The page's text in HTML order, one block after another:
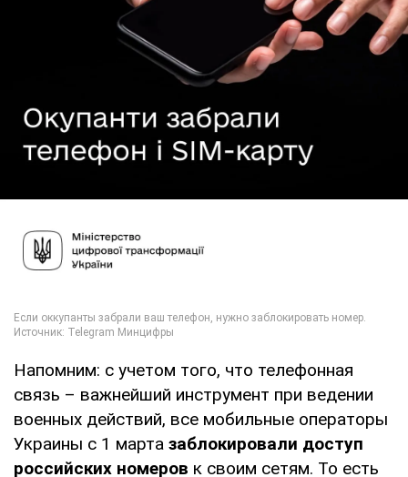
Напомним: с учетом того, что телефонная
связь – важнейший инструмент при ведении
военных действий, все мобильные операторы
Украины с 1 марта заблокировали доступ
российских номеров к своим сетям. То есть